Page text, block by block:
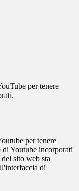
per tenere
per tenere
di Youtube incorporati
sito web sta
di